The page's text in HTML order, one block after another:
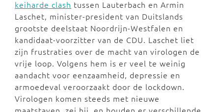
keiharde clash tussen Lauterbach en Armin
Laschet, minister-president van Duitslands
grootste deelstaat Noordrijn-Westfalen en
kandidaat-voorzitter van de CDU. Laschet liet
zijn frustraties over de macht van virologen de
vrije loop. Volgens hem is er veel te weinig
aandacht voor eenzaamheid, depressie en
armoedeval veroorzaakt door de lockdown.
Virologen komen steeds met nieuwe